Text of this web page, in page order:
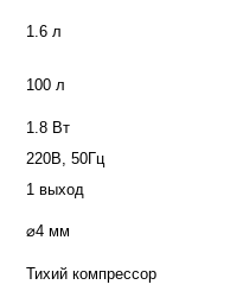
1.6 л
100 л
1.8 Вт
220В, 50Гц
1 выход
⌀4 мм
Тихий компрессор